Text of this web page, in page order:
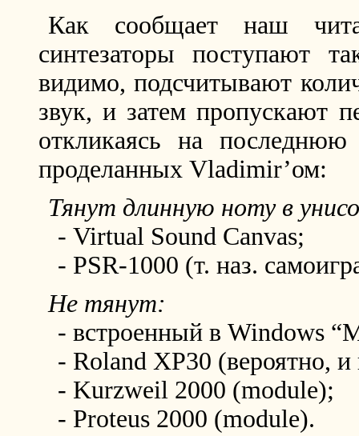
Как сообщает наш
синтезаторы поступают
видимо, подсчитывают
звук, и затем пропускают
откликаясь на
проделанных Vladimir’ом:
Тянут длинную ноту в
- Virtual Sound Canvas;
- PSR-1000 (т. наз.
Не тянут:
- встроенный в Windows
- Roland XP30 (вероятно, и
- Kurzweil 2000 (module);
- Proteus 2000 (module).